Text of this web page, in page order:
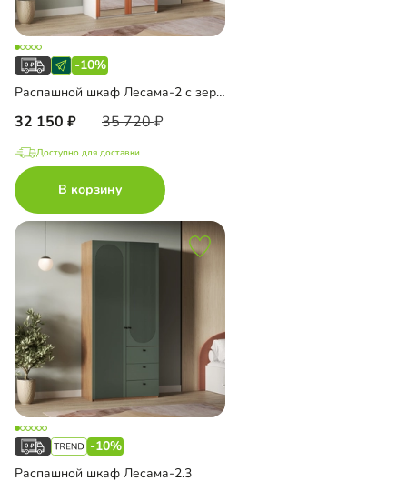
-10%
Распашной шкаф Лесама-2 с зеркалом
32 150 35 720
Доступно для доставки
В корзину
-10%
Распашной шкаф Лесама-2.3